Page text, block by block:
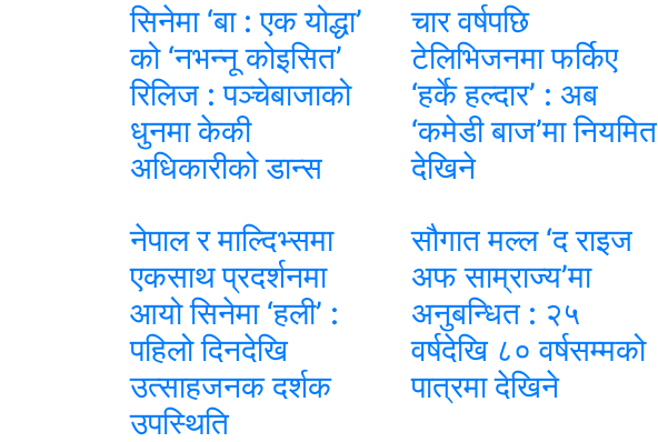
सिनेमा ‘बा : एक योद्धा’
को ‘नभन्नू कोइसित’
रिलिज : पञ्चेबाजाको
धुनमा केकी
अधिकारीको डान्स
चार वर्षपछि
टेलिभिजनमा फर्किए
‘हर्के हल्दार’ : अब
‘कमेडी बाज’मा नियमित
देखिने
नेपाल र माल्दिभ्समा
एकसाथ प्रदर्शनमा
आयो सिनेमा ‘हली’ :
पहिलो दिनदेखि
उत्साहजनक दर्शक
उपस्थिति
सौगात मल्ल ‘द राइज
अफ साम्राज्य’मा
अनुबन्धित : २५
वर्षदेखि ८० वर्षसम्मको
पात्रमा देखिने